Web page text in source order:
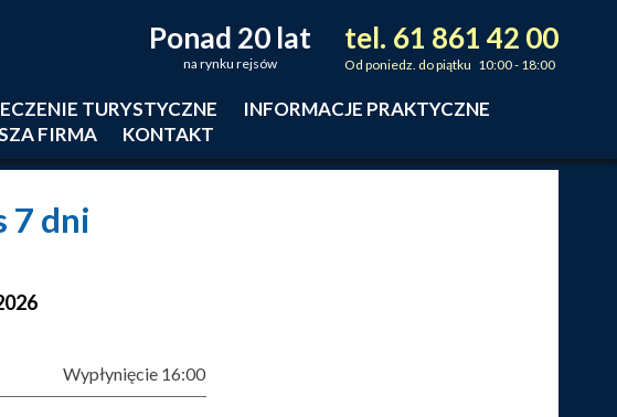
tel. 61 861 42 00
Od poniedz. do piątku 10:00 - 18:00
Ponad 20 lat
na rynku rejsów
TURYSTYCZNE
INFORMACJE PRAKTYCZNE
FIRMA KONTAKT
7 dni
Wypłynięcie 16:00